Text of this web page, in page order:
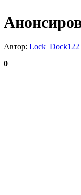
Автор: Lock_Dock122
0